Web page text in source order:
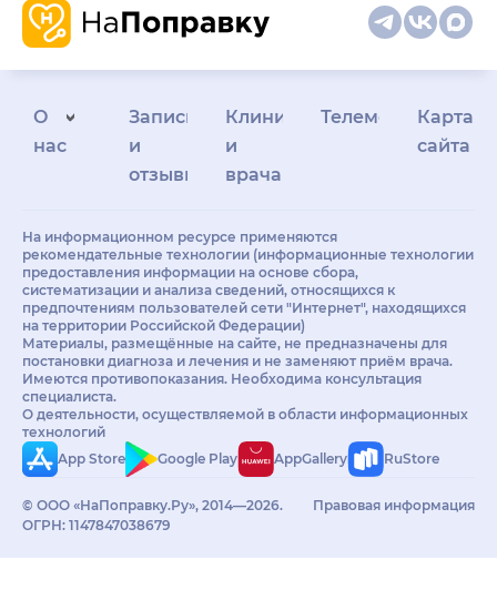
О
нас
Запись
и
отзывы
Клиникам
и
врачам
Телемедицина
Карта
сайта
На информационном ресурсе применяются
рекомендательные технологии (информационные технологии
предоставления информации на основе сбора,
систематизации и анализа сведений, относящихся к
предпочтениям пользователей сети "Интернет", находящихся
на территории Российской Федерации)
Материалы, размещённые на сайте, не предназначены для
постановки диагноза и лечения и не заменяют приём врача.
Имеются противопоказания. Необходима консультация
специалиста.
О деятельности, осуществляемой в области информационных
технологий
App Store
Google Play AppGallery RuStore
© ООО «НаПоправку.Ру», 2014—2026.
ОГРН: 1147847038679
Правовая информация